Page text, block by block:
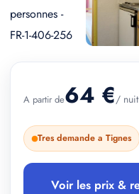
A partir de64 €/ nuit
Tres demande a Tignes
Voir les prix &